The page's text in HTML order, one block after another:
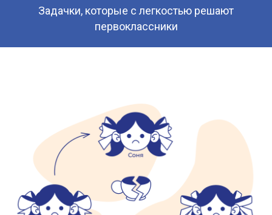
Задачки, которые с легкостью решают
первоклассники